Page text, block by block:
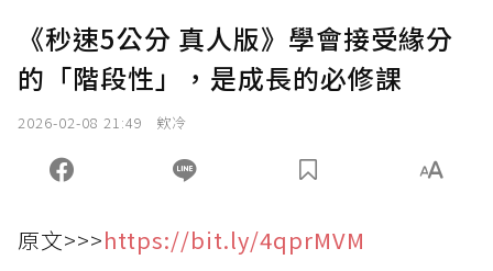
《秒速5公分 真人版》學會接受緣分
的「階段性」，是成長的必修課
2026-02-08 21:49 欸冷
原文>>>https://bit.ly/4qprMVM